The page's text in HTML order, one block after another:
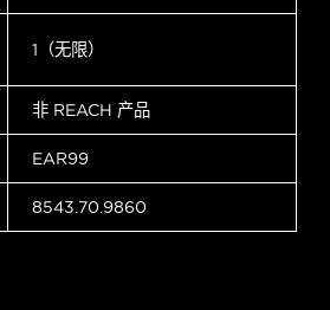
1（无限）
非 REACH 产品
EAR99
8543.70.9860